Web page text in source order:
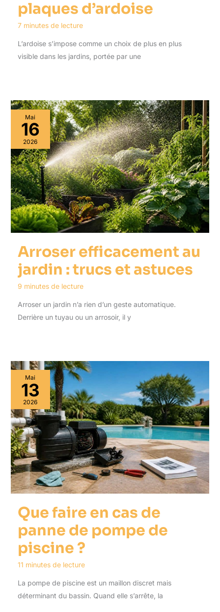
plaques d’ardoise
7 minutes de lecture
L’ardoise s’impose comme un choix de plus en plus
visible dans les jardins, portée par une
Mai
16
2026
Arroser efficacement au
jardin : trucs et astuces
9 minutes de lecture
Arroser un jardin n’a rien d’un geste automatique.
Derrière un tuyau ou un arrosoir, il y
Mai
13
2026
Que faire en cas de
panne de pompe de
piscine ?
11 minutes de lecture
La pompe de piscine est un maillon discret mais
déterminant du bassin. Quand elle s’arrête, la